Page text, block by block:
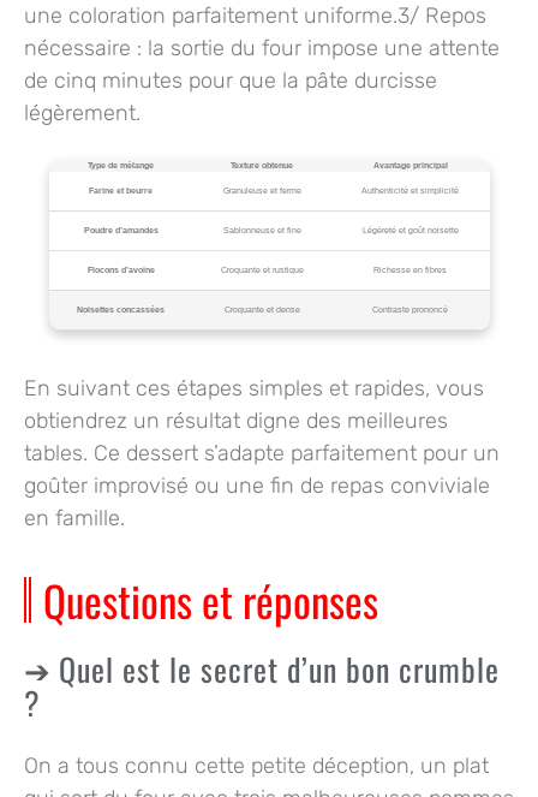
une coloration parfaitement uniforme.3/ Repos
nécessaire : la sortie du four impose une attente
de cinq minutes pour que la pâte durcisse
légèrement.
Type de mélange Texture obtenue Avantage principal
Farine et beurre Granuleuse et ferme Authenticité et simplicité
Poudre d’amandes Sablonneuse et fine Légèreté et goût noisette
Flocons d’avoine Croquante et rustique Richesse en fibres
Noisettes concassées Croquante et dense Contraste prononcé
En suivant ces étapes simples et rapides, vous
obtiendrez un résultat digne des meilleures
tables. Ce dessert s’adapte parfaitement pour un
goûter improvisé ou une fin de repas conviviale
en famille.
Questions et réponses
Quel est le secret d’un bon crumble
?
On a tous connu cette petite déception, un plat